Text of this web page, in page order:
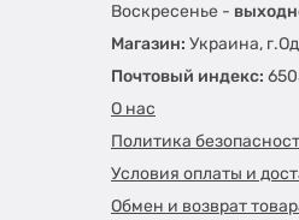
Воскресенье -
Магазин: Украина,
Почтовый индекс:
О нас
Политика
Условия оплаты и
Обмен и возврат